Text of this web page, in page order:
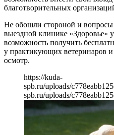
благотворительных
Не обошли стороной и
выездной клинике «Здоровье»
возможность получить
у практикующих ветеринаров
осмотр.
https://kuda-
spb.ru/uploads/
spb.ru/uploads/